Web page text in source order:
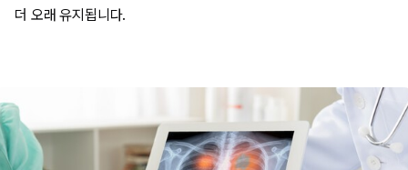
더 오래 유지됩니다.